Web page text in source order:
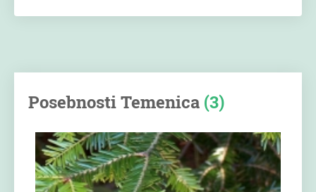
Posebnosti Temenica (3)